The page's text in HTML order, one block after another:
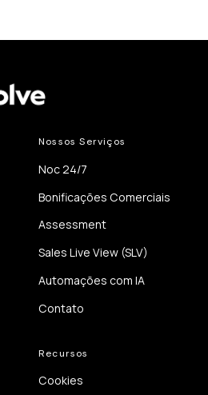
Nossos Serviços
Noc 24/7
Bonificações Comerciais
Assessment
Sales Live View (SLV)
Automações com IA
Contato
Recursos
Cookies